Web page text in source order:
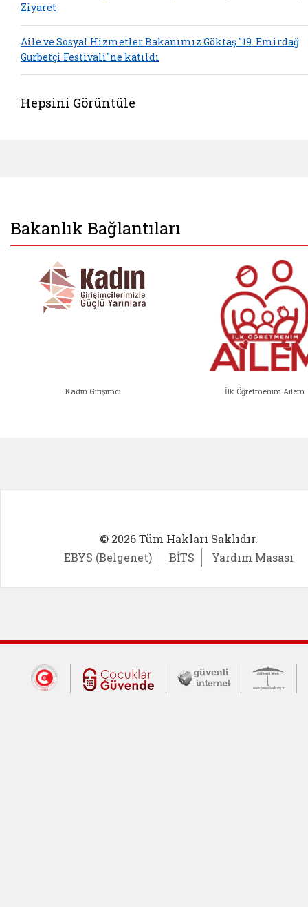
Ziyaret
Aile ve Sosyal Hizmetler Bakanımız Göktaş "19. Emirdağ
Gurbetçi Festivali"ne katıldı
Hepsini Görüntüle
Bakanlık Bağlantıları
Kadın Girişimci İlk Öğretmenim Ailem
© 2026 Tüm Hakları Saklıdır.
EBYS (Belgenet)
BİTS Yardım Masası
Dış Bağlantılar
Cumhurbaşkanlığı İletişim Merkezi
Çocuklar Güvende (yeni
Güvenli